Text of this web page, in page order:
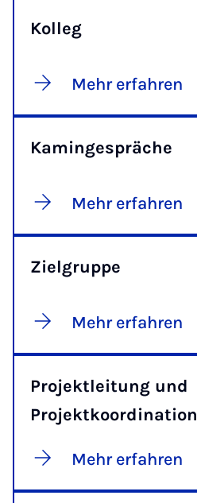
Kolleg
Mehr erfahren
Kamingespräche
Mehr erfahren
Zielgruppe
Mehr erfahren
Projektleitung und
Projektkoordination
Mehr erfahren